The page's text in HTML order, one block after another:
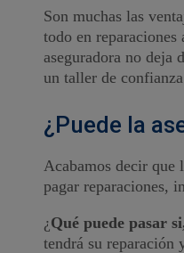
Son muchas las
todo en reparaciones
aseguradora no deja
un taller de
¿Puede la
Acabamos decir
pagar reparaciones,
¿ Qué puede pasar
tendrá su reparación